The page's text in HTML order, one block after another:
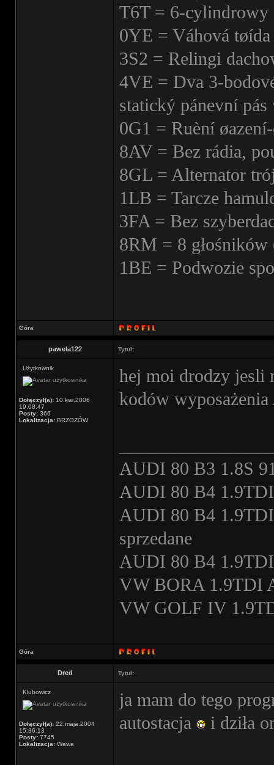
T6T = 6-cylindrowy
0YE = Váhová
3S2 = Relingi
4VE = Dva 3-
statický pánevní
0G1 = Ruèní
8AV = Bez rádia,
8GL = Alternator
1LB = Tarcze
3FA = Bez
8RM = 8 głośników
1BE = Podwozie
Góra
pawela122 Tytuł:
Użytkownik
Dołączył(a): 10.kwi.2006
19:08:47
Posty: 366
Lokalizacja: BRZOZÓW
hej moi drodzy jesli
kodów
AUDI 80 B3 1.8S
AUDI 80 B4
AUDI 80 B4 1.9TDI
sprzedane
AUDI 80 B4
VW BORA 1.9TDI
VW GOLF IV
Góra
Dred Tytuł:
Klubowicz
Dołączył(a): 22.maja.2004
15:36:13
Posty: 7745
Lokalizacja: Wawa
ja mam do tego
autostacja
i dziła